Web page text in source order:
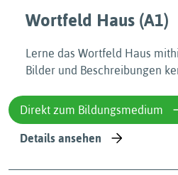
Wortfeld Haus (A1)
Lerne das Wortfeld Haus
Bilder und Beschreibungen
Direkt zum Bildungsmedium
Details ansehen